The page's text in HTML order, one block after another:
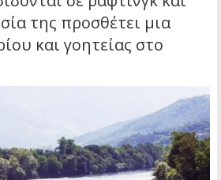
της προσθέτει μια
και γοητείας στο